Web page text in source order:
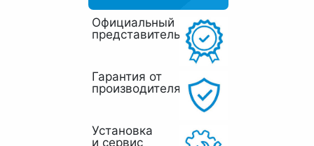
Официальный
представитель
Гарантия от
производителя
Установка
и сервис